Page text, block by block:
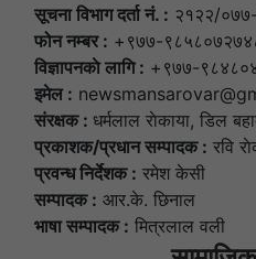
सूचना विभाग दर्ता नं. : २१२२/
फोन नम्बर : +९७७-
विज्ञापनकाे लागि : +९७७-
इमेल :
संरक्षक : धर्मलाल राेकाया, डिल
प्रकाशक/प्रधान सम्पादक : रवि
प्रवन्ध निर्देशक : रमेश केसी
सम्पादक : आर.के. छिनाल
भाषा सम्पादक : मित्रलाल वली